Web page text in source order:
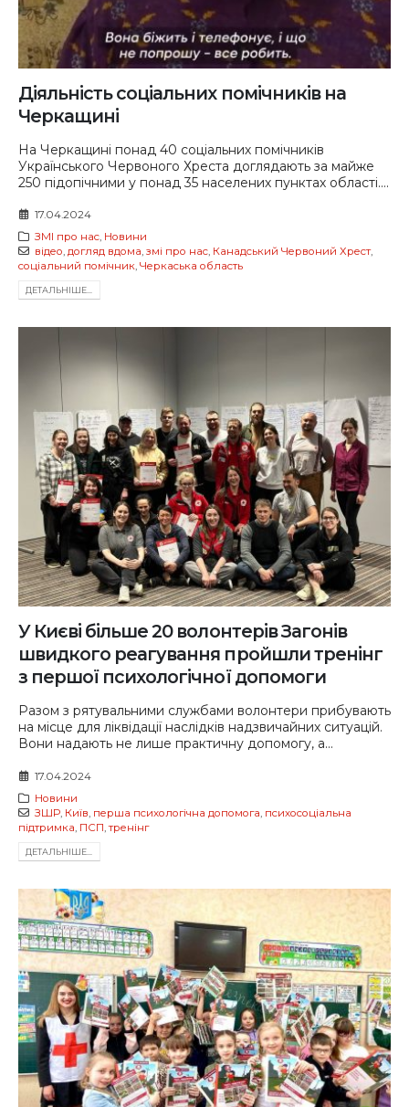
Діяльність соціальних помічників на
Черкащині
На Черкащині понад 40 соціальних помічників
Українського Червоного Хреста доглядають за майже
250 підопічними у понад 35 населених пунктах області....
17.04.2024
ЗМІ про нас, Новини
відео, догляд вдома, змі про нас, Канадський Червоний Хрест,
соціальний помічник, Черкаська область
ДЕТАЛЬНIШЕ...
У Києві більше 20 волонтерів Загонів
швидкого реагування пройшли тренінг
з першої психологічної допомоги
Разом з рятувальними службами волонтери прибувають
на місце для ліквідації наслідків надзвичайних ситуацій.
Вони надають не лише практичну допомогу, а...
17.04.2024
Новини
ЗШР, Київ, перша психологічна допомога, психосоціальна
підтримка, ПСП,тренінг
ДЕТАЛЬНIШЕ...